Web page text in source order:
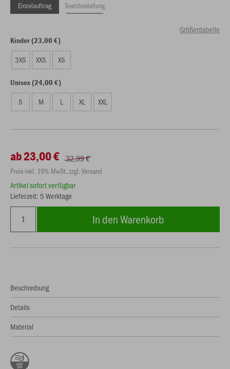
Einzelauftrag Teambestellung
Größentabelle
Kinder (23,00 €)
3XS XXS XS
Unisex (24,00 €)
S M L XL XXL
ab 23,00 € 32,99 €
Preis inkl. 19% MwSt. zzgl. Versand
Artikel sofort verfügbar
Lieferzeit: 5 Werktage
In den Warenkorb
Beschreibung
Details
Material